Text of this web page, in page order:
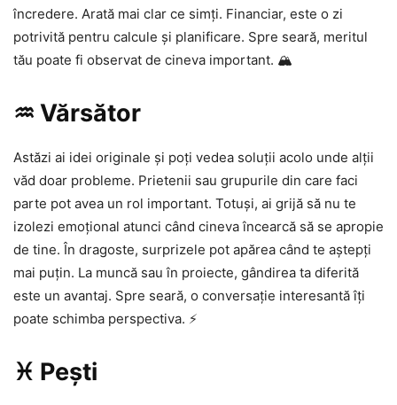
încredere. Arată mai clar ce simți. Financiar, este o zi
potrivită pentru calcule și planificare. Spre seară, meritul
tău poate fi observat de cineva important. 🏔️
♒ Vărsător
Astăzi ai idei originale și poți vedea soluții acolo unde alții
văd doar probleme. Prietenii sau grupurile din care faci
parte pot avea un rol important. Totuși, ai grijă să nu te
izolezi emoțional atunci când cineva încearcă să se apropie
de tine. În dragoste, surprizele pot apărea când te aștepți
mai puțin. La muncă sau în proiecte, gândirea ta diferită
este un avantaj. Spre seară, o conversație interesantă îți
poate schimba perspectiva. ⚡
♓ Pești